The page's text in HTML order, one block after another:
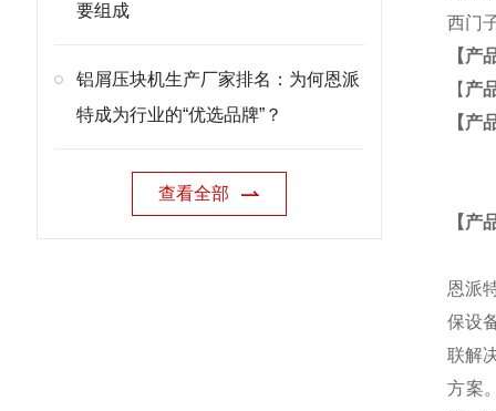
要组成
铝屑压块机生产厂家排名：为何恩派
特成为行业的“优选品牌”？
查看全部
西门
【产
【 产
【产
【产
恩派
保设
联解
方案